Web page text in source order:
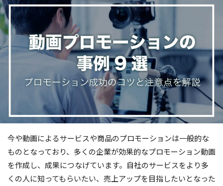
今や動画によるサービスや商品のプロモーションは一般的な
ものとなっており、多くの企業が効果的なプロモーション動画
を作成し、成果につなげています。自社のサービスをより多
くの人に知ってもらいたい、売上アップを目指したいとなった